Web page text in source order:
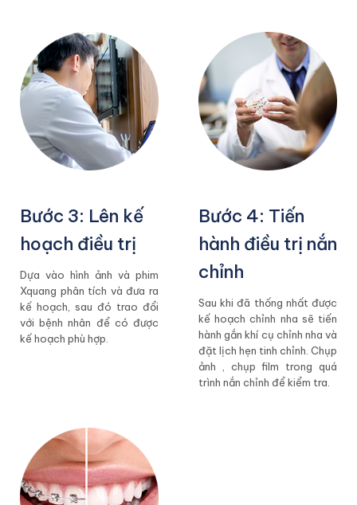
Bước 3: Lên kế
hoạch điều trị
Dựa vào hình ảnh và phim
Xquang phân tích và đưa ra
kế hoạch, sau đó trao đổi
với bệnh nhân để có được
kế hoạch phù hợp.
Bước 4: Tiến
hành điều trị nắn
chỉnh
Sau khi đã thống nhất được
kế hoạch chỉnh nha sẽ tiến
hành gắn khí cụ chỉnh nha và
đặt lịch hẹn tinh chỉnh. Chụp
ảnh , chụp film trong quá
trình nắn chỉnh để kiểm tra.